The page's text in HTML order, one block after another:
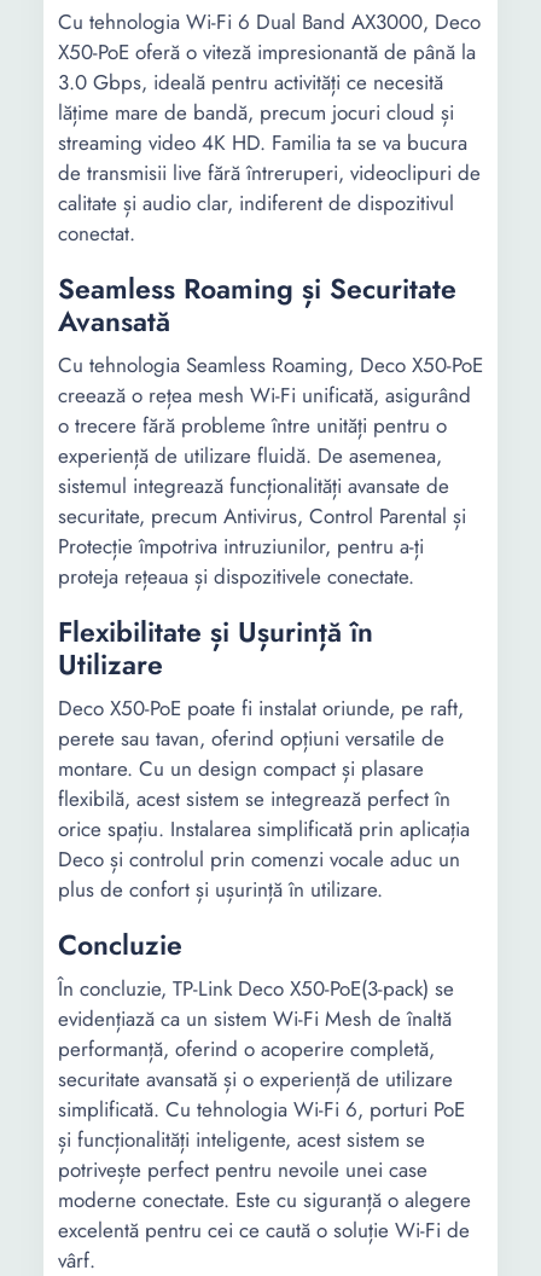
Cu tehnologia Wi-Fi 6 Dual Band AX3000, Deco
X50-PoE oferă o viteză impresionantă de până la
3.0 Gbps, ideală pentru activități ce necesită
lățime mare de bandă, precum jocuri cloud și
streaming video 4K HD. Familia ta se va bucura
de transmisii live fără întreruperi, videoclipuri de
calitate și audio clar, indiferent de dispozitivul
conectat.
Seamless Roaming și Securitate
Avansată
Cu tehnologia Seamless Roaming, Deco X50-PoE
creează o rețea mesh Wi-Fi unificată, asigurând
o trecere fără probleme între unități pentru o
experiență de utilizare fluidă. De asemenea,
sistemul integrează funcționalități avansate de
securitate, precum Antivirus, Control Parental și
Protecție împotriva intruziunilor, pentru a-ți
proteja rețeaua și dispozitivele conectate.
Flexibilitate și Ușurință în
Utilizare
Deco X50-PoE poate fi instalat oriunde, pe raft,
perete sau tavan, oferind opțiuni versatile de
montare. Cu un design compact și plasare
flexibilă, acest sistem se integrează perfect în
orice spațiu. Instalarea simplificată prin aplicația
Deco și controlul prin comenzi vocale aduc un
plus de confort și ușurință în utilizare.
Concluzie
În concluzie, TP-Link Deco X50-PoE(3-pack) se
evidențiază ca un sistem Wi-Fi Mesh de înaltă
performanță, oferind o acoperire completă,
securitate avansată și o experiență de utilizare
simplificată. Cu tehnologia Wi-Fi 6, porturi PoE
și funcționalități inteligente, acest sistem se
potrivește perfect pentru nevoile unei case
moderne conectate. Este cu siguranță o alegere
excelentă pentru cei ce caută o soluție Wi-Fi de
vârf.